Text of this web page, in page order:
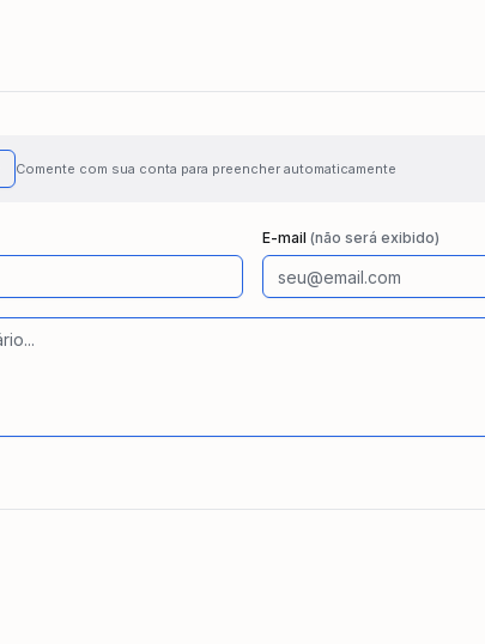
Comente com sua conta para preencher automaticamente
E-mail (não será exibido)